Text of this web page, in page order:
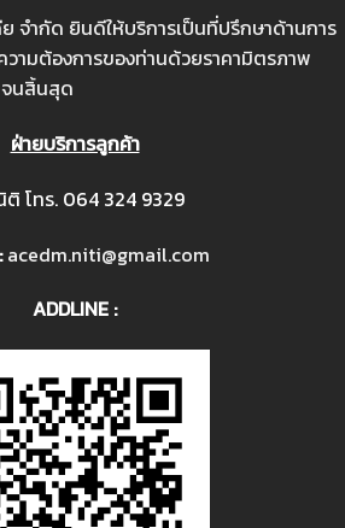
ำกัด ยินดีให้บริการเป็นที่ปรึกษาด้านการ
ามต้องการของท่านด้วยราคามิตรภาพ
จนสิ้นสุด
ฝ่ายบริการลูกค้า
โทร. 064 324 9329
acedm.niti@gmail.com
ADDLINE :